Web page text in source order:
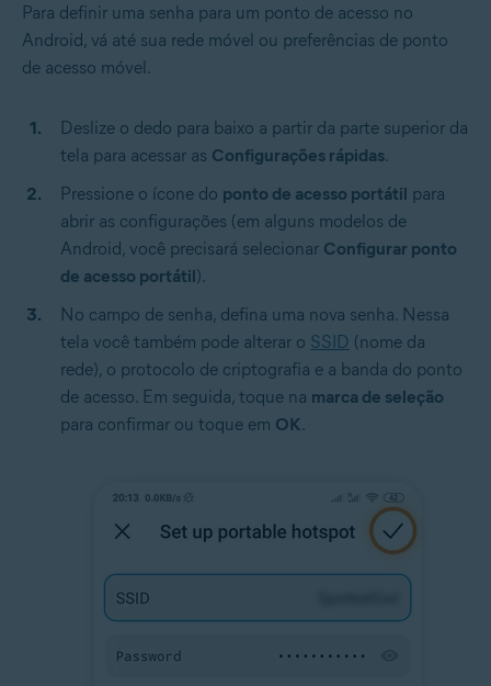
Para definir uma senha para um ponto de acesso no
Android, vá até sua rede móvel ou preferências de ponto
de acesso móvel.
Deslize o dedo para baixo a partir da parte superior da
tela para acessar as Configurações rápidas.
Pressione o ícone do ponto de acesso portátil para
abrir as configurações (em alguns modelos de
Android, você precisará selecionar Configurar ponto
de acesso portátil).
No campo de senha, defina uma nova senha. Nessa
tela você também pode alterar o SSID (nome da
rede), o protocolo de criptografia e a banda do ponto
de acesso. Em seguida, toque na marca de seleção
para confirmar ou toque em OK.